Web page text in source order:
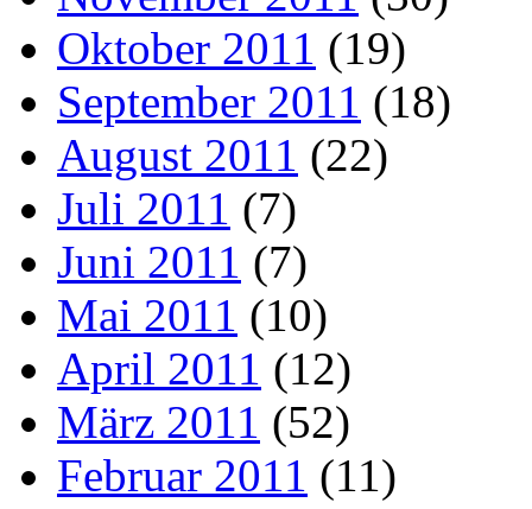
Oktober 2011 (19)
September 2011 (18)
August 2011 (22)
Juli 2011 (7)
Juni 2011 (7)
Mai 2011 (10)
April 2011 (12)
März 2011 (52)
Februar 2011 (11)